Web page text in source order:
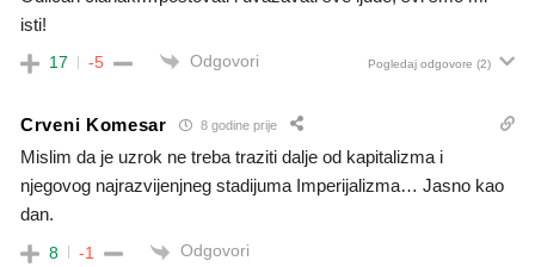
isti!
17 -5 Odgovori Pogledaj odgovore (2)
Crveni Komesar 8 godine prije
Mislim da je uzrok ne treba traziti dalje od kapitalizma i
njegovog najrazvijenjneg stadijuma Imperijalizma… Jasno kao
dan.
8 -1 Odgovori